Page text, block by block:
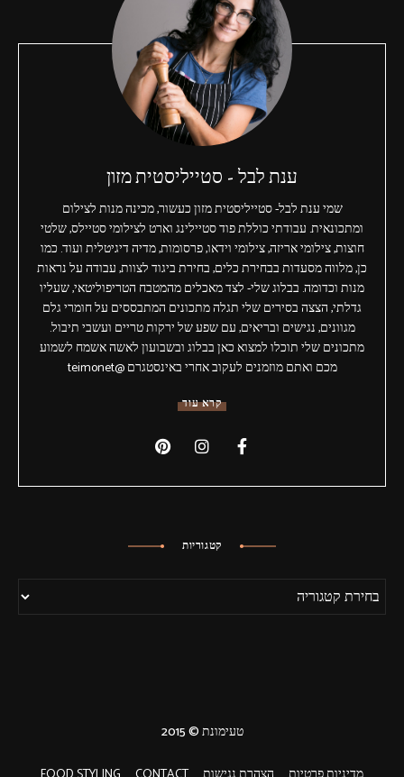
ענת לבל - סטייליסטית מזון
שמי ענת לבל- סטייליסטית מזון כעשור, מכינה מנות לצילום
ומתכונאית. עבודתי כוללת פוד סטיילינג וארט לצילומי סטיילס, שלטי
חוצות, צילומי אריזה, צילומי וידאו, פרסומות, מדיה דיגיטלית ועוד. כמו
כן, מלווה מסעדות בבחירת כלים, בחירת ביגוד לצוות, עבודה על נראות
מנות וכדומה. בבלוג שלי- לצד מאכלים מהמטבח הטריפוליטאי, שעליו
גדלתי, הצצה בסירים שלי תגלה מתכונים המתבססים על חומרי גלם
מגוונים, נגישים ובריאים, עם שפע של ירקות טריים ועשבי תיבול.
מתכונים שלי תוכלו למצוא כאן בבלוג ובשבועון לאשה אשמח לשמוע
מכם ואתם מוזמנים לעקוב אחרי באינסטגרם @teimonet
קרא עוד
קטגוריות
טעימונת © 2015